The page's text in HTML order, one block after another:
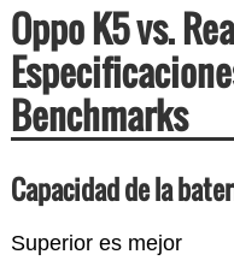
Oppo K5 vs.
Benchmarks
Capacidad de la
Superior es mejor